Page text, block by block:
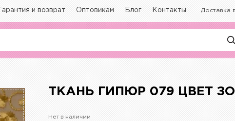
Гарантия и возврат Оптовикам Блог Контакты Доставка
ТКАНЬ ГИПЮР 079 ЦВЕТ
Нет в наличии